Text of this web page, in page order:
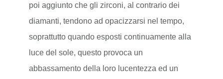
poi aggiunto che gli zirconi, al contrario dei
diamanti, tendono ad opacizzarsi nel tempo,
soprattutto quando esposti continuamente alla
luce del sole, questo provoca un
abbassamento della loro lucentezza ed un